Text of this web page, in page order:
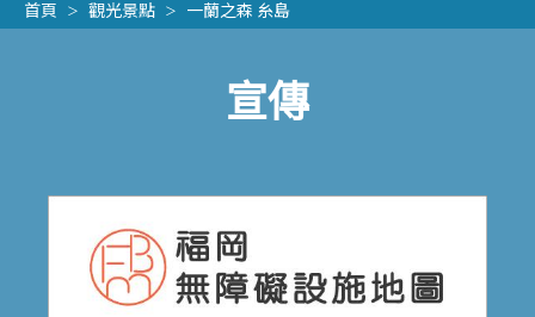
首頁 觀光景點 一蘭之森 糸島
宣傳